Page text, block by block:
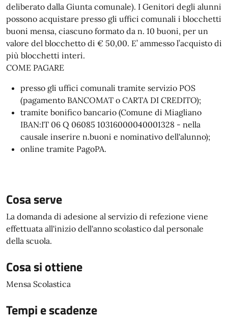
deliberato dalla Giunta comunale). I Genitori degli alunni
possono acquistare presso gli uffici comunali i blocchetti
buoni mensa, ciascuno formato da n. 10 buoni, per un
valore del blocchetto di € 50,00. E’ ammesso l’acquisto di
più blocchetti interi.
COME PAGARE
presso gli uffici comunali tramite servizio POS
(pagamento BANCOMAT o CARTA DI CREDITO);
tramite bonifico bancario (Comune di Miagliano
IBAN:IT 06 Q 06085 10316000040001328 - nella
causale inserire n.buoni e nominativo dell'alunno);
online tramite PagoPA.
Cosa serve
La domanda di adesione al servizio di refezione viene
effettuata all'inizio dell'anno scolastico dal personale
della scuola.
Cosa si ottiene
Mensa Scolastica
Tempi e scadenze